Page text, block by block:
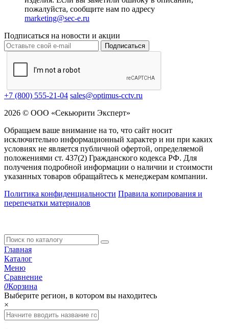
пожалуйста, сообщите нам по адресу
marketing@sec-e.ru
Подписаться на новости и акции
Подписаться
+7 (800) 555-21-04 sales@optimus-cctv.ru
2026 © ООО «Секьюрити Эксперт»
Обращаем ваше внимание на то, что сайт носит
исключительно информационный характер и ни при каких
условиях не является публичной офертой, определяемой
положениями ст. 437(2) Гражданского кодекса РФ. Для
получения подробной информации о наличии и стоимости
указанных товаров обращайтесь к менеджерам компании.
Политика конфиденциальности Правила копирования и
перепечатки материалов
Главная
Каталог
Меню
Сравнение
0Корзина
Выберите регион, в котором вы находитесь
×